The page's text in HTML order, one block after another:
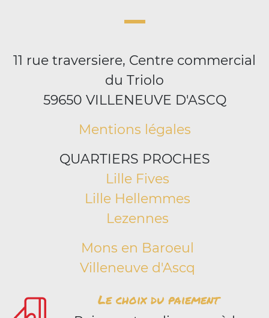
11 rue traversiere, Centre commercial
du Triolo
59650 VILLENEUVE D'ASCQ
Mentions légales
QUARTIERS PROCHES
Lille Fives
Lille Hellemmes
Lezennes
Mons en Baroeul
Villeneuve d'Ascq
Le choix du paiement